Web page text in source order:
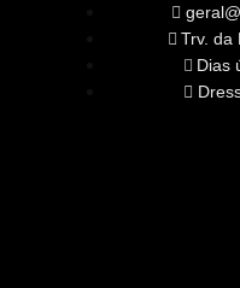
Trv. da
Dias